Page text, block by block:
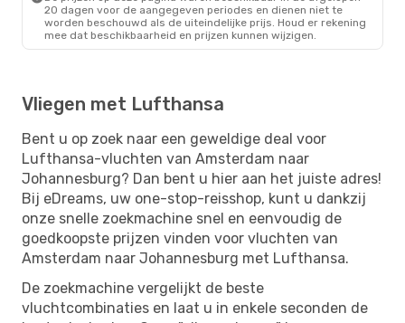
20 dagen voor de aangegeven periodes en dienen niet te
worden beschouwd als de uiteindelijke prijs. Houd er rekening
mee dat beschikbaarheid en prijzen kunnen wijzigen.
Vliegen met Lufthansa
Bent u op zoek naar een geweldige deal voor
Lufthansa-vluchten van Amsterdam naar
Johannesburg? Dan bent u hier aan het juiste adres!
Bij eDreams, uw one-stop-reisshop, kunt u dankzij
onze snelle zoekmachine snel en eenvoudig de
goedkoopste prijzen vinden voor vluchten van
Amsterdam naar Johannesburg met Lufthansa.
De zoekmachine vergelijkt de beste
vluchtcombinaties en laat u in enkele seconden de